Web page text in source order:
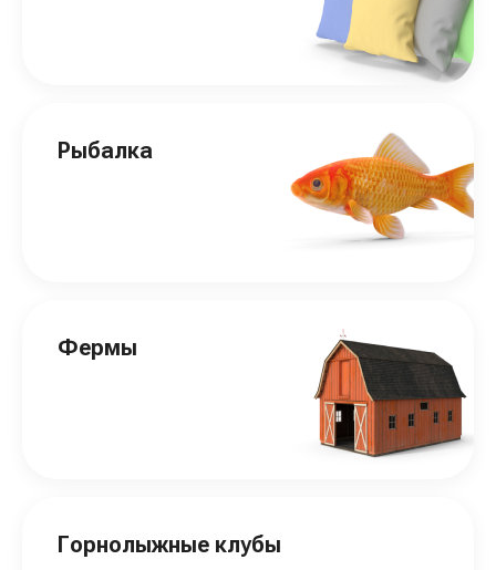
Рыбалка
Фермы
Горнолыжные клубы